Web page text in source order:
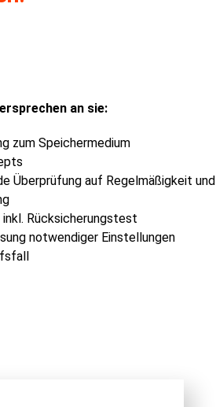
an sie:
zum Speichermedium
Überprüfung auf Regelmäßigkeit und
Rücksicherungstest
notwendiger Einstellungen